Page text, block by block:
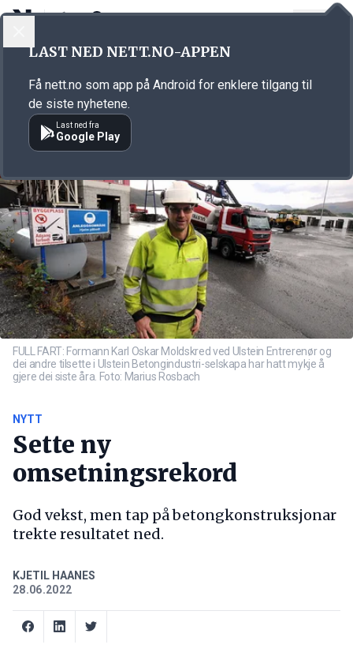
Annonsørinnhold
FULL FART: Formann Karl Oskar Moldskred ved Ulstein Entrerenør og
dei andre tilsette i Ulstein Betongindustri-selskapa har hatt mykje å
gjere dei siste åra. Foto: Marius Rosbach
NYTT
Sette ny
omsetningsrekord
God vekst, men tap på betongkonstruksjonar
trekte resultatet ned.
KJETIL HAANES
28.06.2022
LAST NED NETT.NO-APPEN
Få nett.no som app på Android for enklere tilgang til
de siste nyhetene.
Last ned fra
Google Play